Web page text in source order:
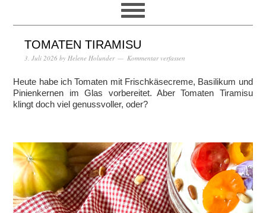
TOMATEN TIRAMISU
3. Juli 2026 by Helene Holunder Kommentar verfassen
Heute habe ich Tomaten mit Frischkäsecreme, Basilikum und
Pinienkernen im Glas vorbereitet. Aber Tomaten Tiramisu
klingt doch viel genussvoller, oder?